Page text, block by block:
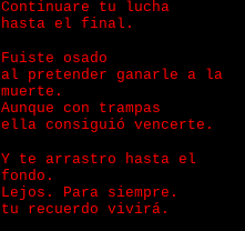
Continuare tu lucha
hasta el final.
Fuiste osado
al pretender ganarle a la
muerte.
Aunque con trampas
ella consiguió vencerte.
Y te arrastro hasta el
fondo.
Lejos. Para siempre.
tu recuerdo vivirá.